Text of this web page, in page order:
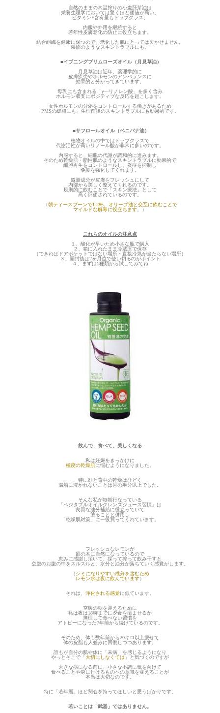
自然のままの常温搾りの小麦胚芽油は
栄養生理学においては驚くほど価値が高い。
ビタミンE含有量もトップクラス。
内服や外用を継続すると
若年性皮膚老化の防止に役立ちます。
結合組織を健康に保つので、老化した肌にとっては欠かせません。
湿疹のようなスキントラブルにも。
■イブニングプリムローズオイル（月見草油）
月見草油は近年、薬理学的に
皮膚疾患やホルモンのアンバランスに
効果的と分かってきています。
母乳にも含まれる「γ—リノレン酸」を多く含み
ホルモン収支にボジティブな反応を起こします。
女性ホルモンの分泌をコントロールする働きがあるため
PMSの緩和にも、生理前後のスキントラブルにも効果的です。
■サフロールオイル（ベニバナ油）
植物オイルの中ではトップクラスで
代謝活性が高いリノール酸が非常に多いのです。
内服すると、細胞の代謝が調和的に進みます。
そのため乾燥肌・脂性肌のようなスキントラブルに効果的で
細胞再生をコントロールし、炎症を抑制し
免疫を強化してくれます。
微量成分が皮膚をフレッシュにして
内部から美しく整えてくれるのです。
規則的に飲むことで「スキン療法」として
高く評価されているのです。
（朝ティースプーンで1-2杯、オリーブ油と交互に飲むことで
マイルドな解毒に役立ちます 。）
これらのオイルの注意点
１、酸化が早いため小さな瓶で購入
２、箱に入れたまま冷蔵庫で保存
（できればドアポケットではない場所・直接冷気が当たらない場所）
３、開封後は2ヶ月位で使い切るのがポイント
４、まずは1種類から試してみてね
飲んで、食べて、美しくなる
私は妊娠をきっかけに
極度の乾燥肌に悩むようになりました。
特に顔と背中の乾燥はひどく
湯船に浸かれないことは月の半分以上でした。
そんな私が毎朝行なっている
「ベジタブルオイルクレンズジュース習慣」は
良質な油分補給に役立っていて
塗ることと併用し
「乾燥肌対策」に一役買ってくれています。
フレッシュなレモンが
庭の木に自然になっているので
恵みに感謝し頂いて、採って搾って飲み干すと
空腹のお腹の中をスルスルと、水分と油分が落ちていく感覚がします。
（シミになりやすい成分を含むため
レモン水は夜に飲んでいます）
それは、 浄化される感覚に似ています。
空腹の朝を迎えるために
私は夜は18時までに夕食を済ませるか
無理して食べない習慣を
アトピーになった7年前から続けているのです。
そのため、体も数年前から20キロ以上痩せて
体の皮脂も人並みに回復しつつあります。
誰もが自分の肌や体に「未病」を感じるようになり
やっとそこで「大切にしなくては 」と気づくのですが
大きな病になる前に、小さな不調に気を向けて
食べることや身に付けるものへの意識を変えることが
本当は大切なのです。
特に「若年層」ほど関心を持ってほしいと思うばかりです。
若いことは「武器」ではありません。